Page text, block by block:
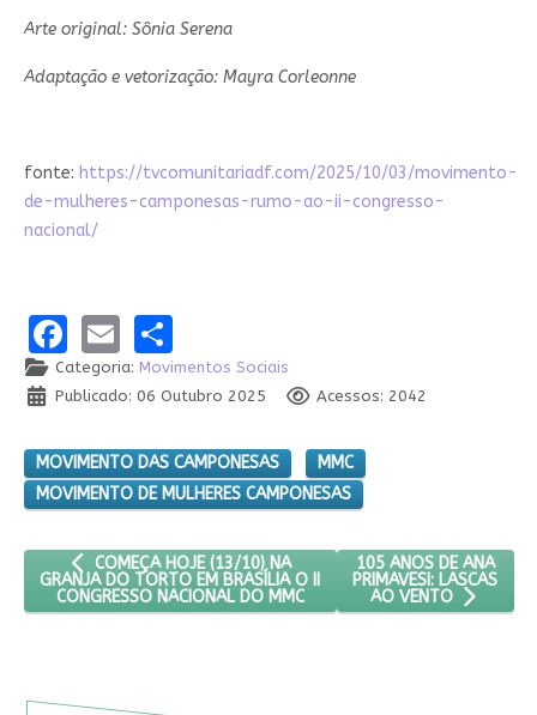
Arte original: Sônia Serena
Adaptação e vetorização: Mayra Corleonne
fonte: https://tvcomunitariadf.com/2025/10/03/movimento-
de-mulheres-camponesas-rumo-ao-ii-congresso-
nacional/
Facebook
EmailShare
Categoria: Movimentos Sociais
Publicado: 06 Outubro 2025
Acessos: 2042
MOVIMENTO DAS CAMPONESAS
MMC
MOVIMENTO DE MULHERES CAMPONESAS
ARTIGO ANTERIOR: COMEÇA HOJE (13/10) NA GRANJA DO
COMEÇA HOJE (13/10) NA
GRANJA DO TORTO EM BRASÍLIA O II
CONGRESSO NACIONAL DO MMC
PRÓXIMO ARTIGO: 105
105 ANOS DE ANA
PRIMAVESI: LASCAS
AO VENTO